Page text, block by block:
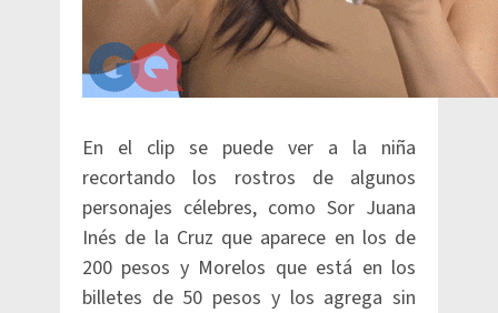
En el clip se puede ver a la niña
recortando los rostros de algunos
personajes célebres, como Sor Juana
Inés de la Cruz que aparece en los de
200 pesos y Morelos que está en los
billetes de 50 pesos y los agrega sin